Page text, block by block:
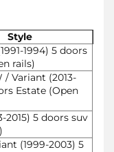
Style
1994) 5 doors
rails)
/ Variant (2013-
Estate (Open
2015) 5 doors suv
(1999-2003) 5